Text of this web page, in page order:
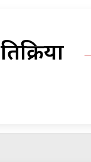
प्रतिक्रिया